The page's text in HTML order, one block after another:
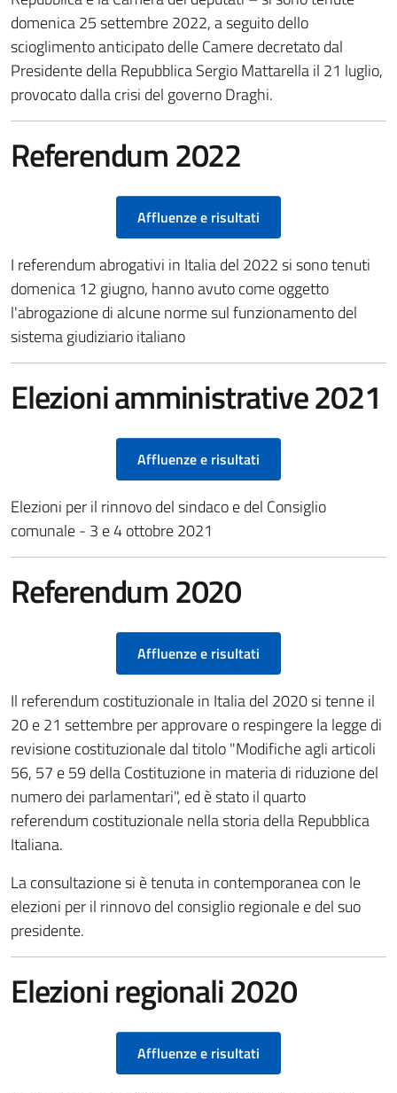
domenica 25 settembre 2022, a seguito dello
scioglimento anticipato delle Camere decretato dal
Presidente della Repubblica Sergio Mattarella il 21 luglio,
provocato dalla crisi del governo Draghi.
Referendum 2022
Affluenze e risultati
I referendum abrogativi in Italia del 2022 si sono tenuti
domenica 12 giugno, hanno avuto come oggetto
l'abrogazione di alcune norme sul funzionamento del
sistema giudiziario italiano
Elezioni amministrative 2021
Affluenze e risultati
Elezioni per il rinnovo del sindaco e del Consiglio
comunale - 3 e 4 ottobre 2021
Referendum 2020
Affluenze e risultati
Il referendum costituzionale in Italia del 2020 si tenne il
20 e 21 settembre per approvare o respingere la legge di
revisione costituzionale dal titolo "Modifiche agli articoli
56, 57 e 59 della Costituzione in materia di riduzione del
numero dei parlamentari", ed è stato il quarto
referendum costituzionale nella storia della Repubblica
Italiana.
La consultazione si è tenuta in contemporanea con le
elezioni per il rinnovo del consiglio regionale e del suo
presidente.
Elezioni regionali 2020
Affluenze e risultati